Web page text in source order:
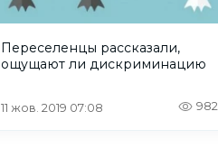
Переселенцы рассказали,
ощущают ли дискриминацию
11 жов. 2019 07:08 982